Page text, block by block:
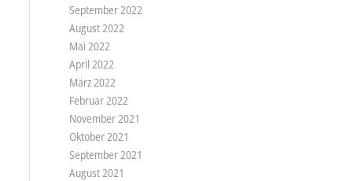
September 2022
August 2022
Mai 2022
April 2022
März 2022
Februar 2022
November 2021
Oktober 2021
September 2021
August 2021